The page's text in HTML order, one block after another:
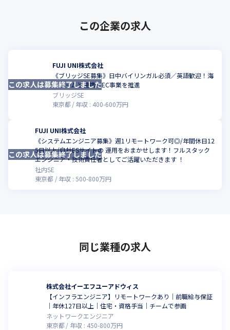
この企業の求人
FUJI UNI株式会社
《ブリッジSE募集》日中バイリンガル必須／英語歓迎！海
外チームと連携しEC事業を推進
ブリッジSE
東京都
年収 : 400-600万円
この求人は募集終了しました
FUJI UNI株式会社
《システムエンジニア募集》週1リモートワーク可◎/年間休日12
5日以上/自社ESサイトの 運用をおまかせします！フルスタック
エンジニア・技術責任者としてご活躍いただきます ！
社内SE
東京都
年収 : 500-800万円
この求人は募集終了しました
同じ業種の求人
株式会社イーエフユーアドウィス
【インフラエンジニア】リモートワークあり｜前職給与保証
｜年休127日以上｜住宅・資格手当｜チームで参画
ネットワークエンジニア
東京都
年収 : 450-800万円